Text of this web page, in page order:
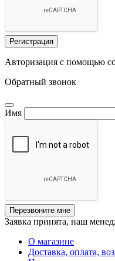
Регистрация
Авторизация с помощью
Обратный звонок
Имя
Перезвоните мне
Заявка принята, наш
О магазине
Доставка, оплата,